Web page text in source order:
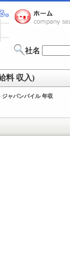
社名
料 収入)
ジャパンパイル 年収